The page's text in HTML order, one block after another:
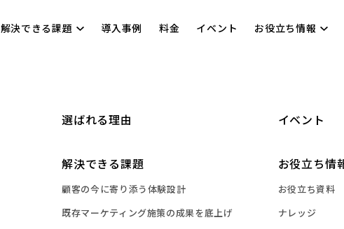
解決できる課題 導入事例 料金 イベント お役立ち情報
選ばれる理由
解決できる課題
顧客の今に寄り添う体験設計
既存マーケティング施策の成果を底上げ
イベント
お役立ち情
お役立ち資料
ナレッジ